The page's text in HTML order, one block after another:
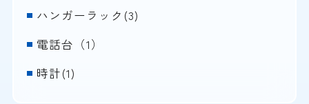
ハンガーラック(3)
電話台（1）
時計(1)